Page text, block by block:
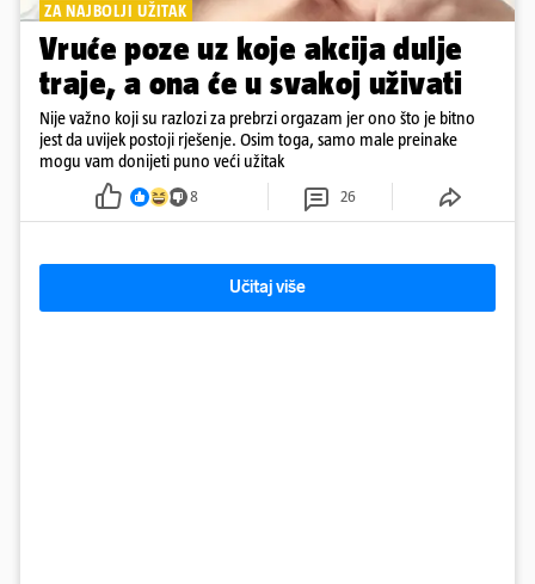
ZA NAJBOLJI UŽITAK
Vruće poze uz koje akcija dulje
traje, a ona će u svakoj uživati
Nije važno koji su razlozi za prebrzi orgazam jer ono što je bitno
jest da uvijek postoji rješenje. Osim toga, samo male preinake
mogu vam donijeti puno veći užitak
8 26
Učitaj više